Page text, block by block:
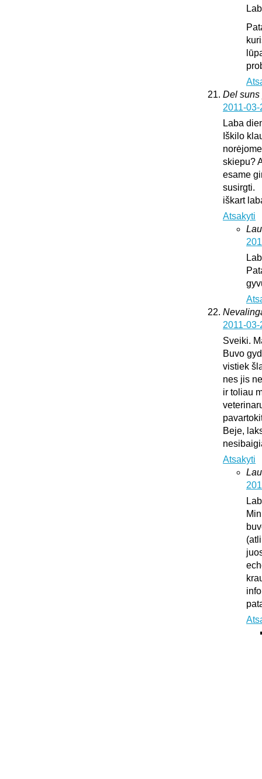
Del suns
2011-
Laba
Iškilo
skiepu?
esame
susirgti.
iškart
Atsakyti
2011-
Sveiki.
Buvo
vistiek
nes jis
ir toliau
Beje,
Atsakyti